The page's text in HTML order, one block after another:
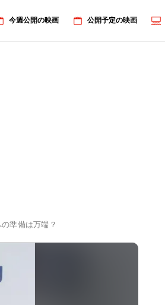
今週公開の映画 公開予定の映画
準備は万端？